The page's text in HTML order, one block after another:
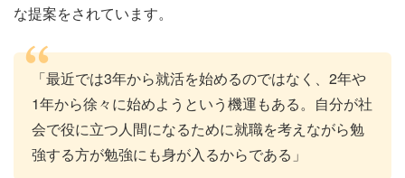
な提案をされています。
「最近では3年から就活を始めるのではなく、2年や
1年から徐々に始めようという機運もある。自分が社
会で役に立つ人間になるために就職を考えながら勉
強する方が勉強にも身が入るからである」